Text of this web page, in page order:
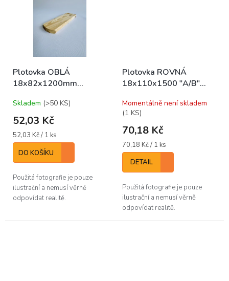
Plotovka OBLÁ
18x82x1200mm
Skladem (>50 KS)
52,03 Kč
Měrná
cena:
52,03 Kč / 1 ks
DO KOŠÍKU
Použitá fotografie je pouze
ilustrační a nemusí věrně
odpovídat realitě.
Plotovka ROVNÁ
18x110x1500 "A/B"
Momentálně není skladem
(1 KS)
70,18 Kč
Měrná
cena:
70,18 Kč / 1 ks
DETAIL
Použitá fotografie je pouze
ilustrační a nemusí věrně
odpovídat realitě.